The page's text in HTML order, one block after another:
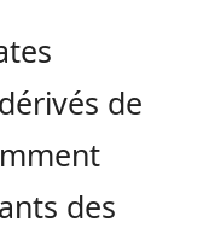
de
des